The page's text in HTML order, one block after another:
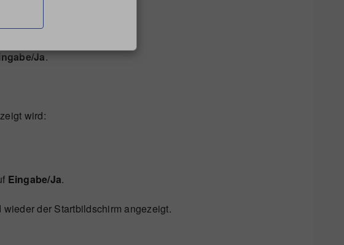
Ja.
wird:
Eingabe/Ja.
der Startbildschirm angezeigt.